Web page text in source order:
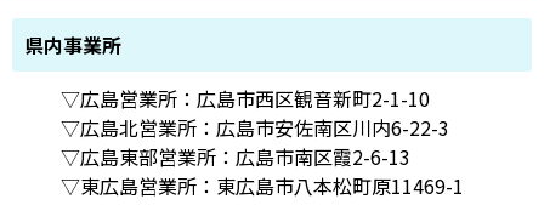
県内事業所
▽広島営業所：広島市西区観音新町2-1-10
▽広島北営業所：広島市安佐南区川内6-22-3
▽広島東部営業所：広島市南区霞2-6-13
▽東広島営業所：東広島市八本松町原11469-1